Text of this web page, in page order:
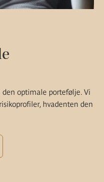
den optimale portefølje. Vi
hvadenten den